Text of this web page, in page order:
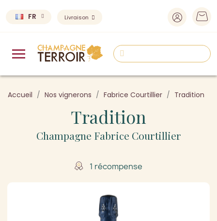
FR Livraison
Accueil Nos vignerons Fabrice Courtillier Tradition
Tradition
Champagne Fabrice Courtillier
1 récompense